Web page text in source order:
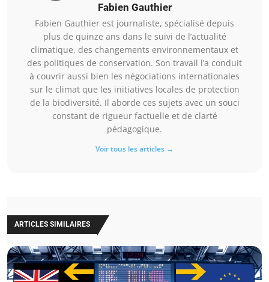
Fabien Gauthier
Fabien Gauthier est journaliste, spécialisé depuis
plus de quinze ans dans le suivi de l’actualité
climatique, des changements environnementaux et
des politiques de conservation. Son travail l’a conduit
à couvrir aussi bien les négociations internationales
sur le climat que les initiatives locales de protection
de la biodiversité. Il aborde ces sujets avec un souci
constant de rigueur factuelle et de clarté
pédagogique.
Voir tous les articles →
ARTICLES SIMILAIRES